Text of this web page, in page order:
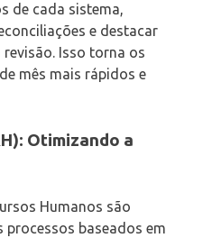
de cada sistema,
e destacar
Isso torna os
mês mais rápidos e
Otimizando a
Humanos são
baseados em